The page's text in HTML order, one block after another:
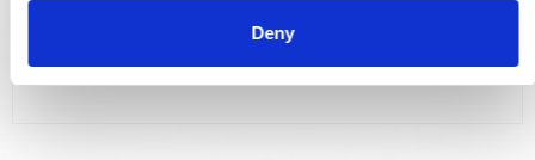
Deny
VISA PRODUKTEN